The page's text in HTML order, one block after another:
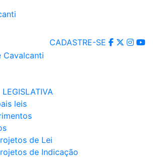
CADASTRE-SE
leis
de Lei
de Indicação